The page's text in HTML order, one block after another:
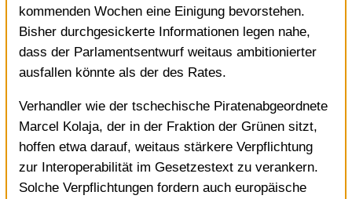
kommenden Wochen eine Einigung bevorstehen.
Bisher durchgesickerte Informationen legen nahe,
dass der Parlamentsentwurf weitaus ambitionierter
ausfallen könnte als der des Rates.
Verhandler wie der tschechische Piratenabgeordnete
Marcel Kolaja, der in der Fraktion der Grünen sitzt,
hoffen etwa darauf, weitaus stärkere Verpflichtung
zur Interoperabilität im Gesetzestext zu verankern.
Solche Verpflichtungen fordern auch europäische